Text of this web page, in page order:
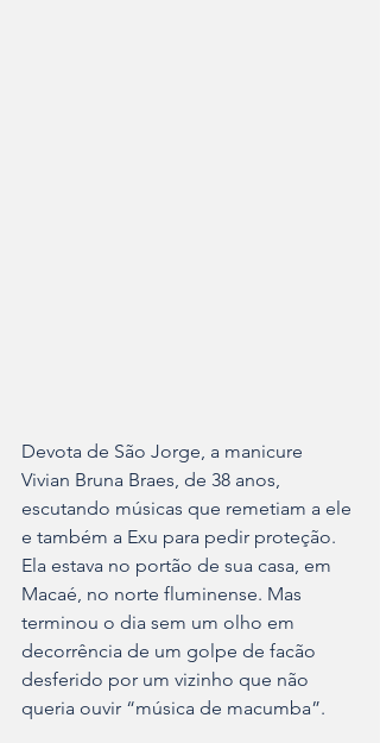
Devota de São Jorge, a manicure
Vivian Bruna Braes, de 38 anos,
escutando músicas que remetiam a ele
e também a Exu para pedir proteção.
Ela estava no portão de sua casa, em
Macaé, no norte fluminense. Mas
terminou o dia sem um olho em
decorrência de um golpe de facão
desferido por um vizinho que não
queria ouvir “música de macumba”.